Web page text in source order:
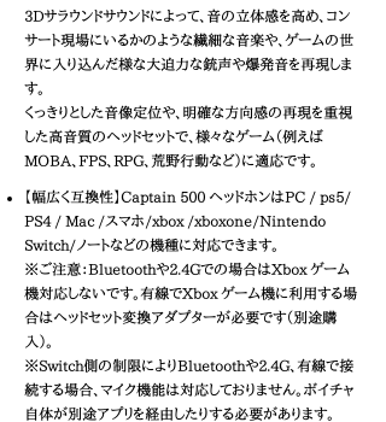
3Dサラウンドサウンドによって、音の立体感を高め、コン
サート現場にいるかのような繊細な音楽や、ゲームの世
界に入り込んだ様な大迫力な銃声や爆発音を再現しま
す。
くっきりとした音像定位や、明確な方向感の再現を重視
した高音質のヘッドセットで、様々なゲーム（例えば
MOBA、FPS、RPG、荒野行動など）に適応です。
【幅広く互換性】Captain 500 ヘッドホンはPC / ps5/
PS4 / Mac /スマホ/xbox /xboxone/Nintendo
Switch/ノートなどの機種に対応できます。
※ご注意：Bluetoothや2.4Gでの場合はXbox ゲーム
機対応しないです。有線でXbox ゲーム機に利用する場
合はヘッドセット変換アダプターが必要です（別途購
入）。
※Switch側の制限によりBluetoothや2.4G、有線で接
続する場合、マイク機能は対応しておりません。ボイチャ
自体が別途アプリを経由したりする必要があります。